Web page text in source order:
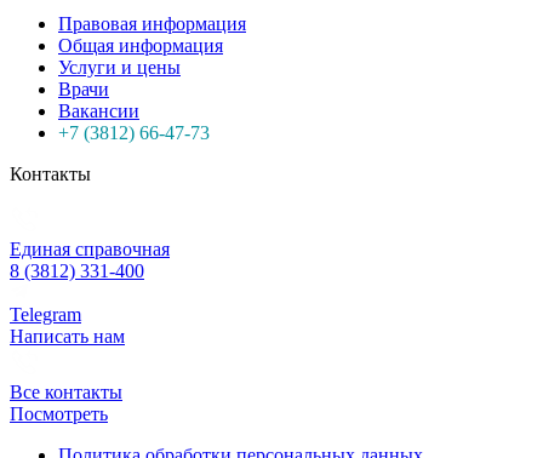
Правовая информация
Общая информация
Услуги и цены
Врачи
Вакансии
+7 (3812) 66-47-73
Контакты
Единая справочная
8 (3812) 331-400
Telegram
Написать нам
Все контакты
Посмотреть